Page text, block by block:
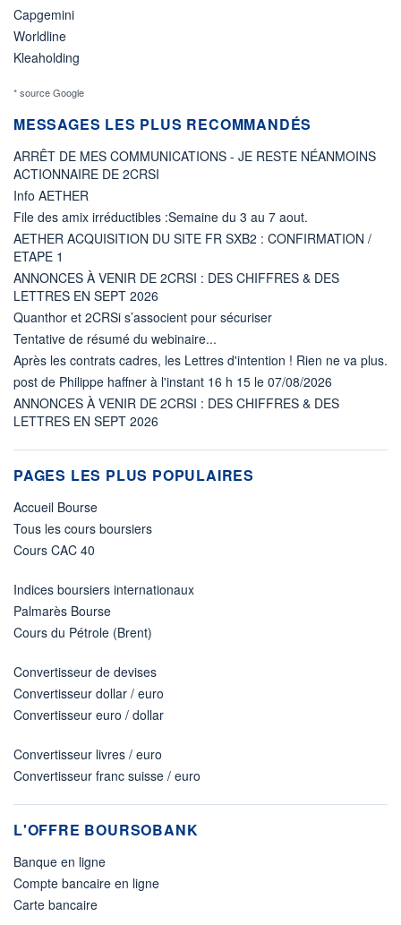
Capgemini
Worldline
Kleaholding
* source Google
MESSAGES LES PLUS RECOMMANDÉS
ARRÊT DE MES COMMUNICATIONS - JE RESTE NÉANMOINS
ACTIONNAIRE DE 2CRSI
Info AETHER
File des amix irréductibles :Semaine du 3 au 7 aout.
AETHER ACQUISITION DU SITE FR SXB2 : CONFIRMATION /
ETAPE 1
ANNONCES À VENIR DE 2CRSI : DES CHIFFRES & DES
LETTRES EN SEPT 2026
Quanthor et 2CRSi s’associent pour sécuriser
Tentative de résumé du webinaire...
Après les contrats cadres, les Lettres d'intention ! Rien ne va plus.
post de Philippe haffner à l'instant 16 h 15 le 07/08/2026
ANNONCES À VENIR DE 2CRSI : DES CHIFFRES & DES
LETTRES EN SEPT 2026
PAGES LES PLUS POPULAIRES
Accueil Bourse
Tous les cours boursiers
Cours CAC 40
Indices boursiers internationaux
Palmarès Bourse
Cours du Pétrole (Brent)
Convertisseur de devises
Convertisseur dollar / euro
Convertisseur euro / dollar
Convertisseur livres / euro
Convertisseur franc suisse / euro
L'OFFRE BOURSOBANK
Banque en ligne
Compte bancaire en ligne
Carte bancaire